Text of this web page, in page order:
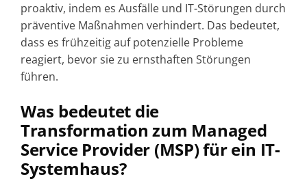
proaktiv, indem es Ausfälle und IT-Störungen durch
präventive Maßnahmen verhindert. Das bedeutet,
dass es frühzeitig auf potenzielle Probleme
reagiert, bevor sie zu ernsthaften Störungen
führen.
Was bedeutet die
Transformation zum Managed
Service Provider (MSP) für ein IT-
Systemhaus?